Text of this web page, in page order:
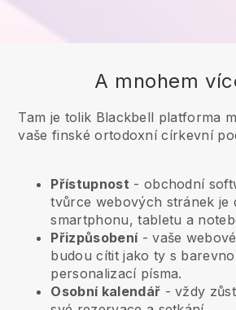
A mnohem
Tam je tolik Blackbell platforma
vaše finské ortodoxní církevní
Přístupnost - obchodní
tvůrce webových stránek je
smartphonu, tabletu a
Přizpůsobení- vaše
budou cítit jako ty s
personalizací písma.
Osobní kalendář - vždy